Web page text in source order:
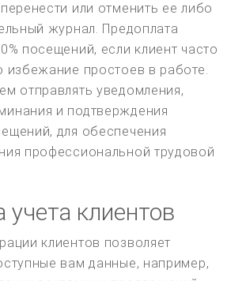
или отменить ее либо
журнал. Предоплата
посещений, если клиент часто
избежание простоев в работе.
отправлять уведомления,
и подтверждения
для обеспечения
профессиональной трудовой
клиентов
клиентов позволяет
вам данные, например,